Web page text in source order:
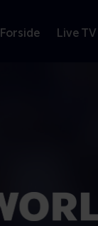
Forside Live TV